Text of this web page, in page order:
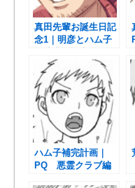
真田先輩お誕生日記
念1｜明彦とハム子
ハム子補完計画｜
PQ 悪霊クラブ編